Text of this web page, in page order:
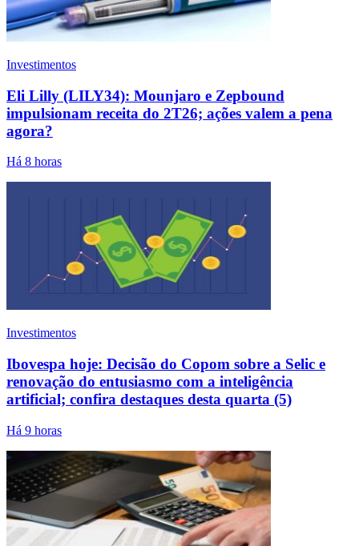
Investimentos
Eli Lilly (LILY34): Mounjaro e Zepbound
impulsionam receita do 2T26; ações valem a pena
agora?
Há 8 horas
Investimentos
Ibovespa hoje: Decisão do Copom sobre a Selic e
renovação do entusiasmo com a inteligência
artificial; confira destaques desta quarta (5)
Há 9 horas